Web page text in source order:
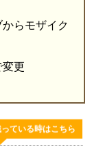
らモザイク
変更
ている時はこちら